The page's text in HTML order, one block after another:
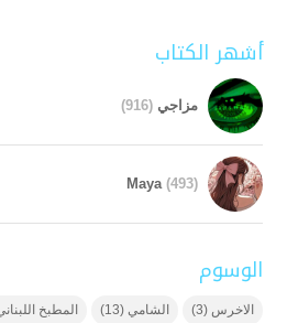
أشهر الكتاب
مزاجي (916)
Maya (493)
الوسوم
الاخرس (3) الشامي (13) المطبخ